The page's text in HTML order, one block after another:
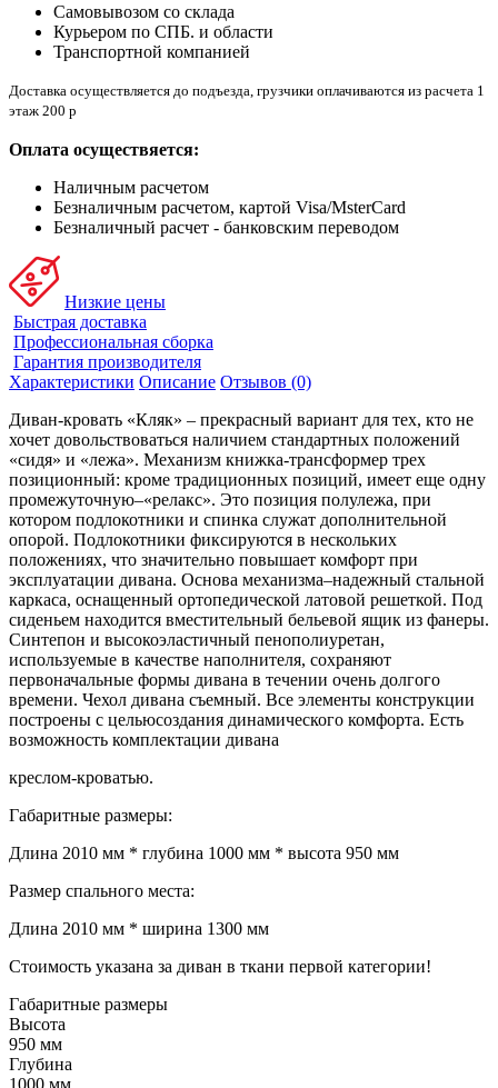
Самовывозом со склада
Курьером по СПБ. и области
Транспортной компанией
Доставка осуществляется до подъезда, грузчики оплачиваются из расчета 1
этаж 200 р
Оплата осуществяется:
Наличным расчетом
Безналичным расчетом, картой Visa/MsterCard
Безналичный расчет - банковским переводом
Низкие цены
Быстрая доставка
Профессиональная сборка
Гарантия производителя
Характеристики Описание Отзывов (0)
Диван-кровать «Кляк» – прекрасный вариант для тех, кто не
хочет довольствоваться наличием стандартных положений
«сидя» и «лежа». Механизм книжка-трансформер трех
позиционный: кроме традиционных позиций, имеет еще одну
промежуточную–«релакс». Это позиция полулежа, при
котором подлокотники и спинка служат дополнительной
опорой. Подлокотники фиксируются в нескольких
положениях, что значительно повышает комфорт при
эксплуатации дивана. Основа механизма–надежный стальной
каркаса, оснащенный ортопедической латовой решеткой. Под
сиденьем находится вместительный бельевой ящик из фанеры.
Синтепон и высокоэластичный пенополиуретан,
используемые в качестве наполнителя, сохраняют
первоначальные формы дивана в течении очень долгого
времени. Чехол дивана съемный. Все элементы конструкции
построены с цельюсоздания динамического комфорта. Есть
возможность комплектации дивана
креслом-кроватью.
Габаритные размеры:
Длина 2010 мм * глубина 1000 мм * высота 950 мм
Размер спального места:
Длина 2010 мм * ширина 1300 мм
Стоимость указана за диван в ткани первой категории!
Габаритные размеры
Высота
950 мм
Глубина
1000 мм